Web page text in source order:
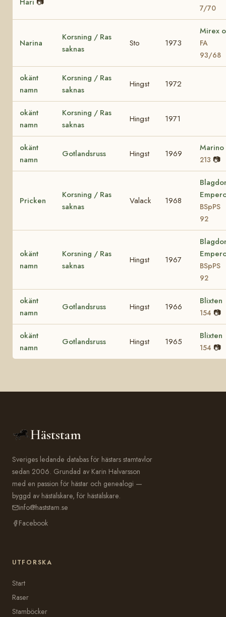
7/70
Narina
Korsning / Ras
saknas
Sto 1973
Mirex
FA
93/68
okänt
namn
Korsning / Ras
saknas
Hingst 1972
okänt
namn
Korsning / Ras
saknas
Hingst 1971
okänt
namn
Gotlandsruss Hingst 1969
Marino
213 📷
Pricken
Korsning / Ras
saknas
Valack 1968
BSpPS
92
okänt
namn
Korsning / Ras
saknas
Hingst 1967
BSpPS
92
okänt
namn
Gotlandsruss Hingst 1966
Blixten
154 📷
okänt
namn
Gotlandsruss Hingst 1965
Blixten
154 📷
Häststam
Sveriges ledande databas för hästars stamtavlor
sedan 2006. Grundad av Karin Halvarsson
med en passion för hästar och genealogi —
byggd av hästälskare, för hästälskare.
info@haststam.se
Facebook
UTFORSKA
Start
Raser
Stamböcker